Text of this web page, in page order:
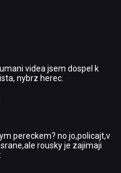
videa jsem dospel k
nybrz herec.
pereckem? no jo,policajt,v
rousky je zajimaji